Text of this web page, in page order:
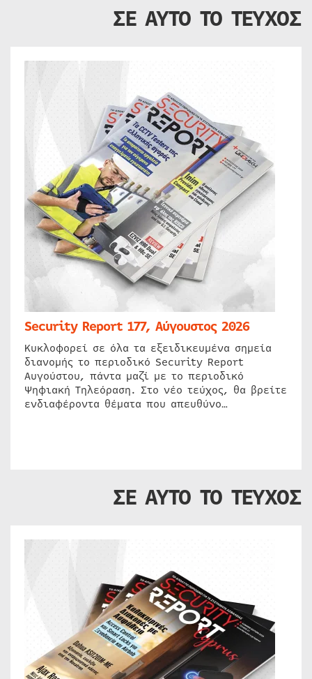
ΣΕ ΑΥΤΟ ΤΟ ΤΕΥΧΟΣ
Security Report 177, Αύγουστος 2026
Κυκλοφορεί σε όλα τα εξειδικευμένα σημεία
διανομής το περιοδικό Security Report
Αυγούστου, πάντα μαζί με το περιοδικό
Ψηφιακή Τηλεόραση. Στο νέο τεύχος, θα βρείτε
ενδιαφέροντα θέματα που απευθύνο…
ΣΕ ΑΥΤΟ ΤΟ ΤΕΥΧΟΣ